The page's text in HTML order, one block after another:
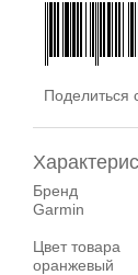
Поделиться
Бренд
Garmin
Цвет товара
оранжевый